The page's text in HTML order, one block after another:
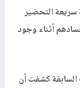
التحضير
أثناء وجود
السابقة كشفت أن